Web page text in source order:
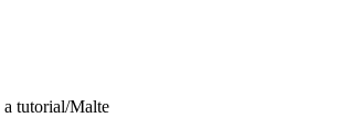
tutorial/Malte